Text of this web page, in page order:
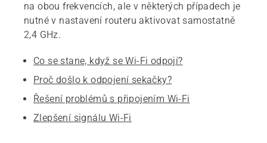
na obou frekvencích, ale v některých případech je
nutné v nastavení routeru aktivovat samostatně
2,4 GHz.
Co se stane, když se Wi-Fi odpojí?
Proč došlo k odpojení sekačky?
Řešení problémů s připojením Wi-Fi
Zlepšení signálu Wi-Fi